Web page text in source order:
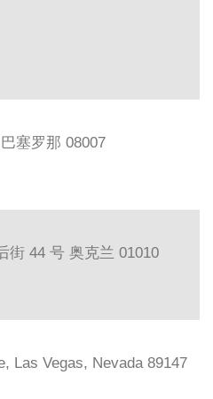
塞罗那 08007
街 44 号 奥克兰 01010
Las Vegas, Nevada 89147